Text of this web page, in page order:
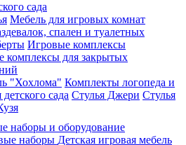
сада
Мебель для игровых комнат
спален и туалетных
Игровые комплексы
комплексы для закрытых
"Хохлома" Комплекты логопеда и
сада Стулья Джери Стулья
наборы и оборудование
наборы Детская игровая мебель